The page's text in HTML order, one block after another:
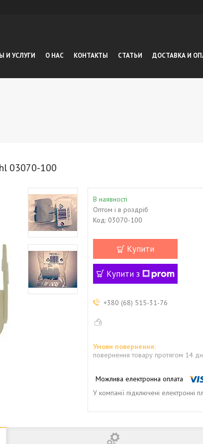
И УСЛУГИ О НАС КОНТАКТЫ СТАТЬИ ДОСТАВКА И
03070-100
В наявності
Оптом і в роздріб
Код: 03070-100
Купити
Купити з
+380 (68) 515-31-76
повернення товару протягом 14
У компанії підключені